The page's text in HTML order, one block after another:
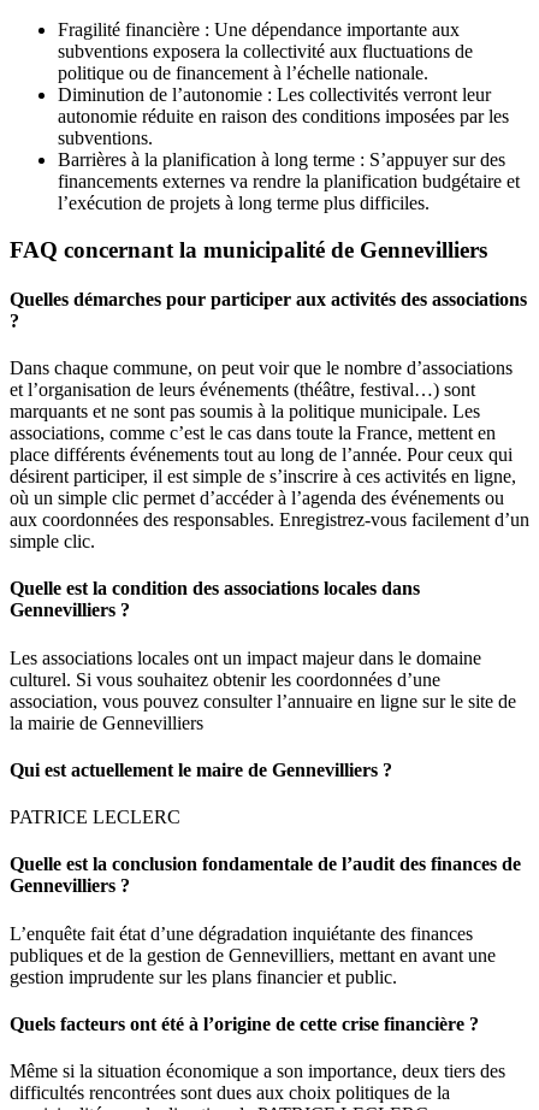
Fragilité financière : Une dépendance importante aux
subventions exposera la collectivité aux fluctuations de
politique ou de financement à l’échelle nationale.
Diminution de l’autonomie : Les collectivités verront leur
autonomie réduite en raison des conditions imposées par les
subventions.
Barrières à la planification à long terme : S’appuyer sur des
financements externes va rendre la planification budgétaire et
l’exécution de projets à long terme plus difficiles.
FAQ concernant la municipalité de Gennevilliers
Quelles démarches pour participer aux activités des associations
?
Dans chaque commune, on peut voir que le nombre d’associations
et l’organisation de leurs événements (théâtre, festival…) sont
marquants et ne sont pas soumis à la politique municipale. Les
associations, comme c’est le cas dans toute la France, mettent en
place différents événements tout au long de l’année. Pour ceux qui
désirent participer, il est simple de s’inscrire à ces activités en ligne,
où un simple clic permet d’accéder à l’agenda des événements ou
aux coordonnées des responsables. Enregistrez-vous facilement d’un
simple clic.
Quelle est la condition des associations locales dans
Gennevilliers ?
Les associations locales ont un impact majeur dans le domaine
culturel. Si vous souhaitez obtenir les coordonnées d’une
association, vous pouvez consulter l’annuaire en ligne sur le site de
la mairie de Gennevilliers
Qui est actuellement le maire de Gennevilliers ?
PATRICE LECLERC
Quelle est la conclusion fondamentale de l’audit des finances de
Gennevilliers ?
L’enquête fait état d’une dégradation inquiétante des finances
publiques et de la gestion de Gennevilliers, mettant en avant une
gestion imprudente sur les plans financier et public.
Quels facteurs ont été à l’origine de cette crise financière ?
Même si la situation économique a son importance, deux tiers des
difficultés rencontrées sont dues aux choix politiques de la